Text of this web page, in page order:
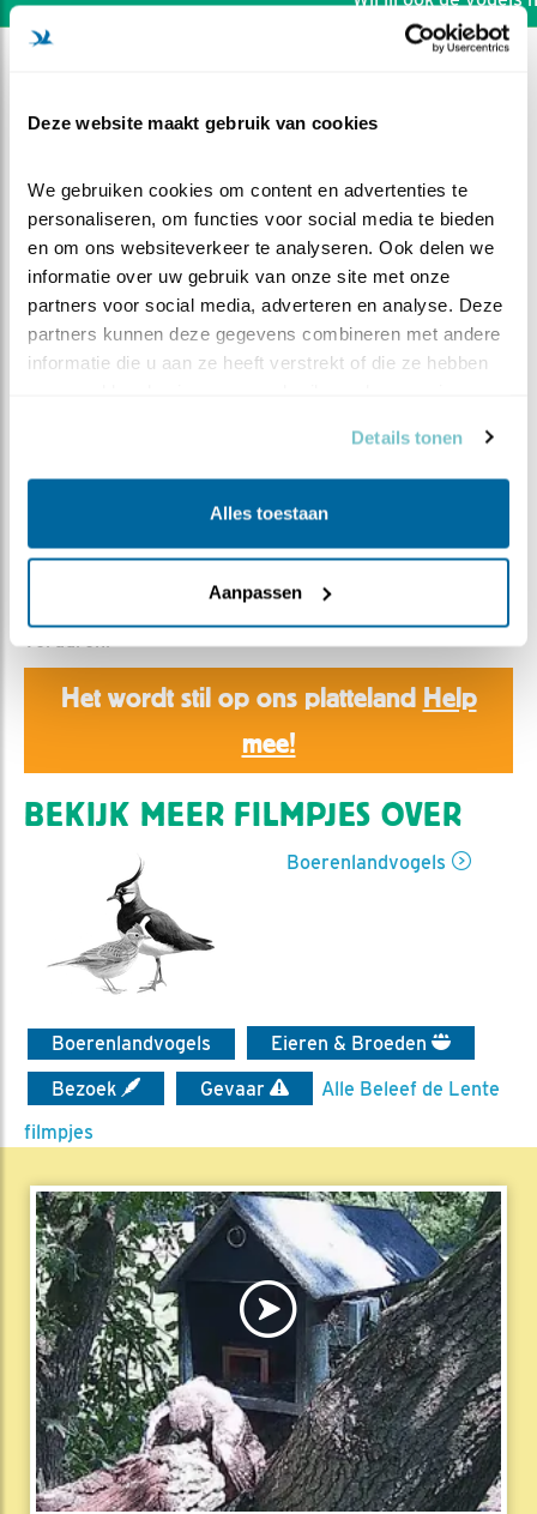
Deze website maakt gebruik van cookies
We gebruiken cookies om content en advertenties te
personaliseren, om functies voor social media te bieden
en om ons websiteverkeer te analyseren. Ook delen we
informatie over uw gebruik van onze site met onze
partners voor social media, adverteren en analyse. Deze
partners kunnen deze gegevens combineren met andere
informatie die u aan ze heeft verstrekt of die ze hebben
Details tonen
Alles toestaan
Aanpassen
Vervelende spreeuw en ?
Romke Visser | Geplaatst op 27 maart 2023, 17:10 |
Vind ik leuk| Bewaar dit filmpje|
301x
Tja, ben je net online, krijg je het direct al zwaar te
verduren.
Het wordt stil op ons platteland Help
mee!
BEKIJK MEER FILMPJES OVER
Boerenlandvogels
Boerenlandvogels
Eieren & Broeden
Bezoek
Gevaar
Alle Beleef de Lente
filmpjes